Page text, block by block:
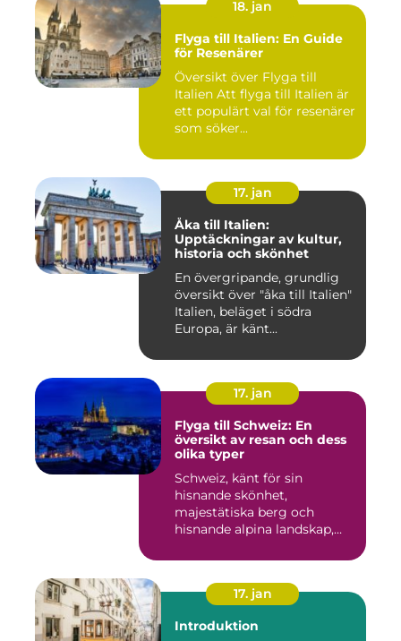
18. jan
Flyga till Italien: En Guide
för Resenärer
Översikt över Flyga till
Italien Att flyga till Italien är
ett populärt val för resenärer
som söker...
17. jan
Åka till Italien:
Upptäckningar av kultur,
historia och skönhet
En övergripande, grundlig
översikt över "åka till Italien"
Italien, beläget i södra
Europa, är känt...
17. jan
Flyga till Schweiz: En
översikt av resan och dess
olika typer
Schweiz, känt för sin
hisnande skönhet,
majestätiska berg och
hisnande alpina landskap,
17. jan
Introduktion